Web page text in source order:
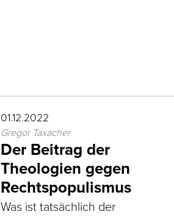
01.12.2022
Gregor Taxacher
Der Beitrag der
Theologien gegen
Rechtspopulismus
Was ist tatsächlich der